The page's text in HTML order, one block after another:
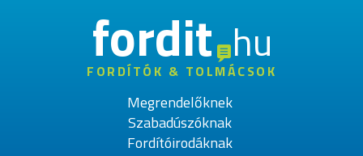
fordithu
FORDÍTÓK & TOLMÁCSOK
Megrendelőknek
Szabadúszóknak
Fordítóirodáknak